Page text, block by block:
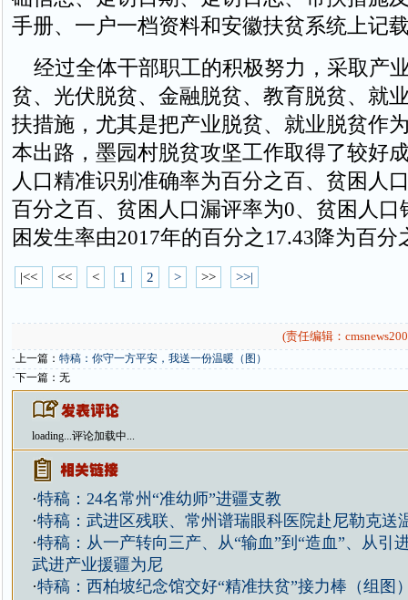
手册、一户一档资料和安徽扶贫系统上记
经过全体干部职工的积极努力，采取产
贫、光伏脱贫、金融脱贫、教育脱贫、就
扶措施，尤其是把产业脱贫、就业脱贫作
本出路，墨园村脱贫攻坚工作取得了较好
人口精准识别准确率为百分之百、贫困人
百分之百、贫困人口漏评率为0、贫困人口
困发生率由2017年的百分之17.43降为百分
|<< << < 1 2 > >> >>|
(责任编辑：
·上一篇： 特稿：你守一方平安，我送一份温暖（图）
·下一篇：无
loading...评论加载中...
·特稿：24名常州“准幼师”进疆支教
·特稿：武进区残联、常州谱瑞眼科医院赴尼勒克送
·特稿：从一产转向三产、从“输血”到“造血”、从
武进产业援疆为尼
·特稿：西柏坡纪念馆交好“精准扶贫”接力棒（组图